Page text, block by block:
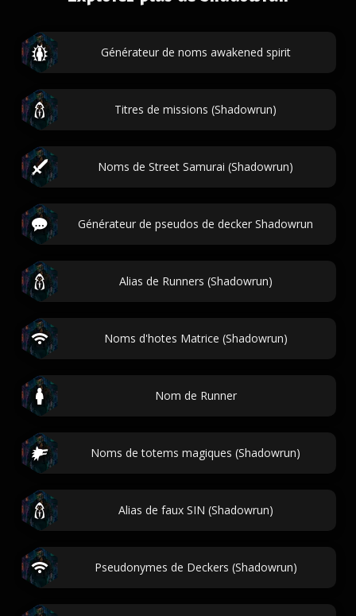
Générateur de noms awakened spirit
Titres de missions (Shadowrun)
Noms de Street Samurai (Shadowrun)
Générateur de pseudos de decker Shadowrun
Alias de Runners (Shadowrun)
Noms d'hotes Matrice (Shadowrun)
Nom de Runner
Noms de totems magiques (Shadowrun)
Alias de faux SIN (Shadowrun)
Pseudonymes de Deckers (Shadowrun)